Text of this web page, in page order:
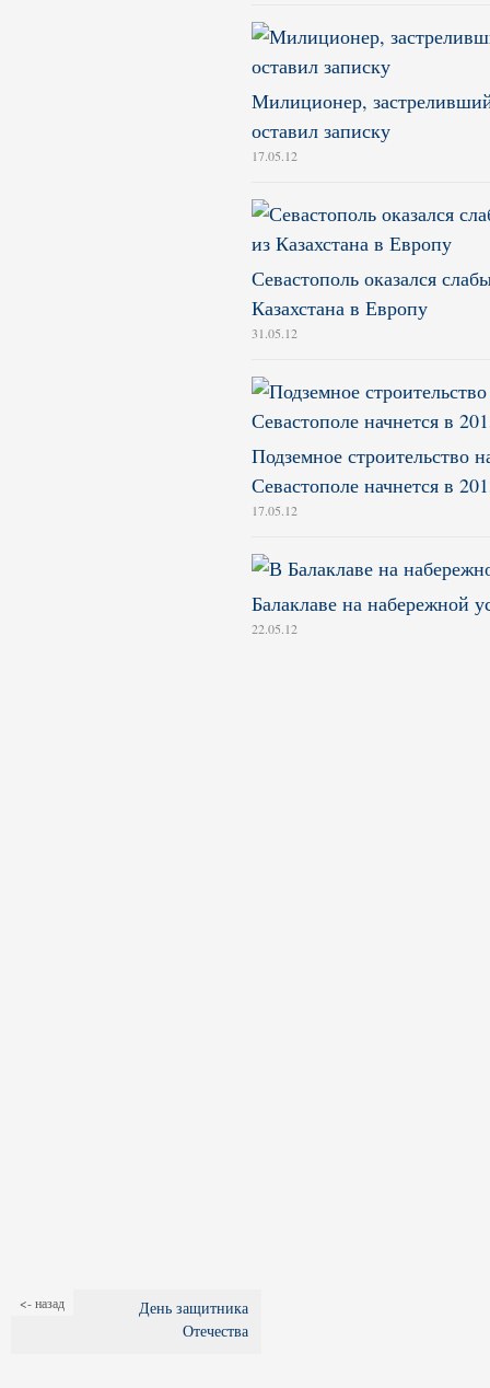
Милиционер,
оставил записку
17.05.12
Севастополь оказался
Казахстана в Европу
31.05.12
Подземное строительство
Севастополе начнется в
17.05.12
Балаклаве на набережной
22.05.12
<- назад
День защитника
Отечества